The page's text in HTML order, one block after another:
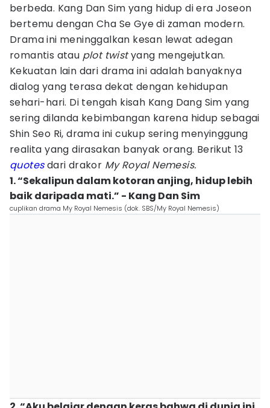
berbeda. Kang Dan Sim yang hidup di era Joseon
bertemu dengan Cha Se Gye di zaman modern.
Drama ini meninggalkan kesan lewat adegan
romantis atau plot twistyang mengejutkan.
Kekuatan lain dari drama ini adalah banyaknya
dialog yang terasa dekat dengan kehidupan
sehari-hari. Di tengah kisah Kang Dang Sim yang
sering dilanda kebimbangan karena hidup sebagai
Shin Seo Ri, drama ini cukup sering menyinggung
realita yang dirasakan banyak orang. Berikut 13
quotesdari drakor My Royal Nemesis.
1. “Sekalipun dalam kotoran anjing, hidup lebih
baik daripada mati.” - Kang Dan Sim
cuplikan drama My Royal Nemesis (dok. SBS/My Royal Nemesis)